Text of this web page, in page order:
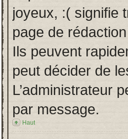
joyeux, :( signifie
page de
Ils peuvent
peut décider de
L’administrateur
par message.
Haut